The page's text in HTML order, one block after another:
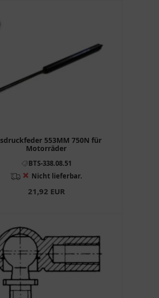
553MM 750N für
Motorräder
BTS-338.08.51
❌ Nicht lieferbar.
21,92 EUR